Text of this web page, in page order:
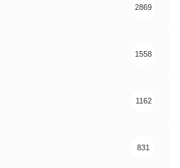
2869
1558
1162
831